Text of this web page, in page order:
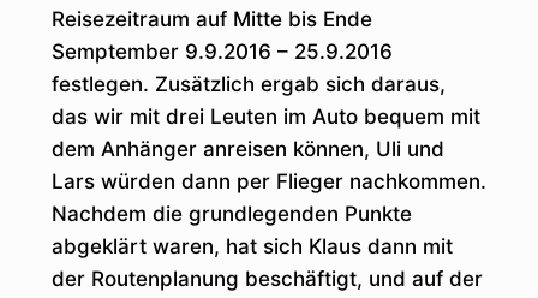
Reisezeitraum auf Mitte bis Ende
Semptember 9.9.2016 – 25.9.2016
festlegen. Zusätzlich ergab sich daraus,
das wir mit drei Leuten im Auto bequem mit
dem Anhänger anreisen können, Uli und
Lars würden dann per Flieger nachkommen.
Nachdem die grundlegenden Punkte
abgeklärt waren, hat sich Klaus dann mit
der Routenplanung beschäftigt, und auf der